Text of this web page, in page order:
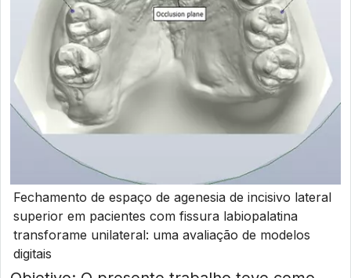
Fechamento de espaço de agenesia de incisivo lateral
superior em pacientes com fissura labiopalatina
transforame unilateral: uma avaliação de modelos
digitais